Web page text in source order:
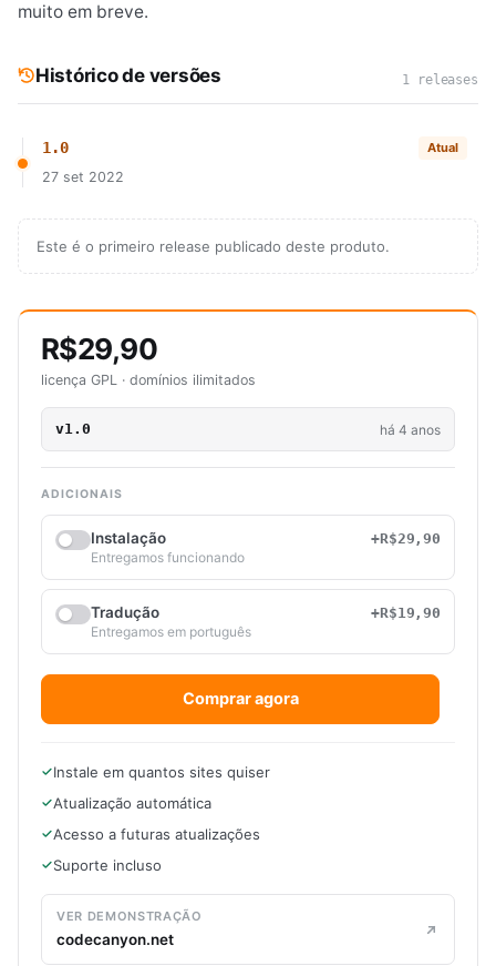
muito em breve.
Histórico de versões 1 releases
1.0 Atual
27 set 2022
Este é o primeiro release publicado deste produto.
R$29,90
licença GPL · domínios ilimitados
v1.0 há 4 anos
ADICIONAIS
Instalação
+R$29,90
Entregamos funcionando
Tradução
+R$19,90
Entregamos em português
Comprar agora
Instale em quantos sites quiser
Atualização automática
Acesso a futuras atualizações
Suporte incluso
VER DEMONSTRAÇÃO
codecanyon.net